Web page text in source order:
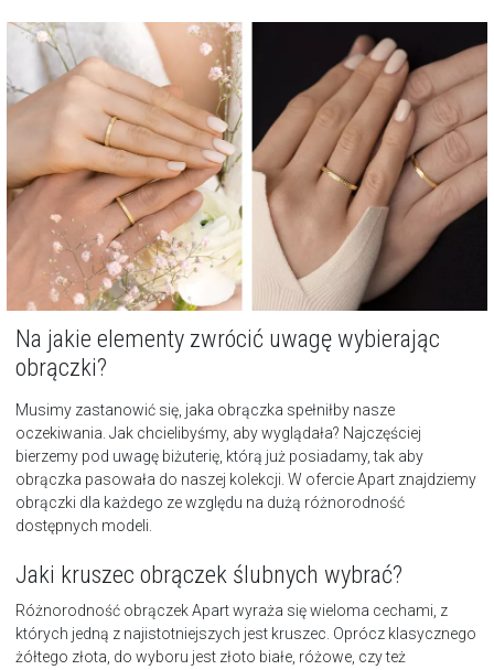
Na jakie elementy zwrócić uwagę wybierając
obrączki?
Musimy zastanowić się, jaka obrączka spełniłby nasze
oczekiwania. Jak chcielibyśmy, aby wyglądała? Najczęściej
bierzemy pod uwagę biżuterię, którą już posiadamy, tak aby
obrączka pasowała do naszej kolekcji. W ofercie Apart znajdziemy
obrączki dla każdego ze względu na dużą różnorodność
dostępnych modeli.
Jaki kruszec obrączek ślubnych wybrać?
Różnorodność obrączek Apart wyraża się wieloma cechami, z
których jedną z najistotniejszych jest kruszec. Oprócz klasycznego
żółtego złota, do wyboru jest złoto białe, różowe, czy też